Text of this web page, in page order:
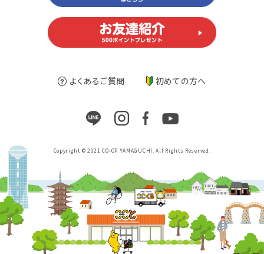
よくあるご質問 初めての方へ
Copyright © 2021 CO-OP YAMAGUCHI. All Rights Reserved.